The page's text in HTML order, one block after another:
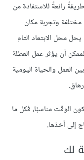
رائعةً للاستفادة من
وتجربة مكان
محل الابتعاد التام
أن يؤثر عمل العطلة
العمل والحياة اليومية
الوقت مناسبًا، فكل ما
إلى أخذها.
لك